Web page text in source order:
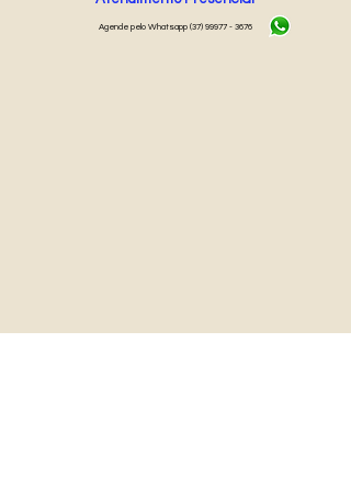
Agende pelo Whatsapp (37) 99977 - 3676